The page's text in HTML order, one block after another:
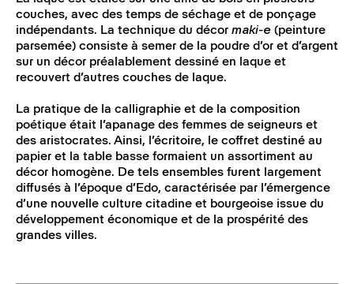
couches, avec des temps de séchage et de ponçage
indépendants. La technique du décor maki-e (peinture
parsemée) consiste à semer de la poudre d’or et d’argent
sur un décor préalablement dessiné en laque et
recouvert d’autres couches de laque.
La pratique de la calligraphie et de la composition
poétique était l’apanage des femmes de seigneurs et
des aristocrates. Ainsi, l’écritoire, le coffret destiné au
papier et la table basse formaient un assortiment au
décor homogène. De tels ensembles furent largement
diffusés à l’époque d’Edo, caractérisée par l’émergence
d’une nouvelle culture citadine et bourgeoise issue du
développement économique et de la prospérité des
grandes villes.